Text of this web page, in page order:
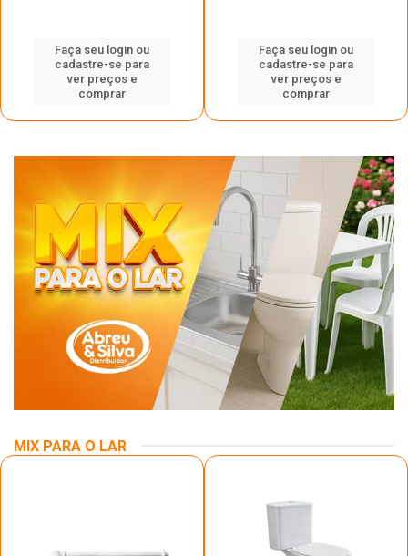
Faça seu login ou
cadastre-se para
ver preços e
comprar
Faça seu login ou
cadastre-se para
ver preços e
comprar
MIX PARA O LAR